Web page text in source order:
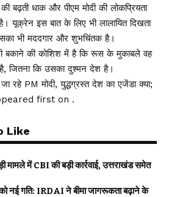
बढ़ती धाक और पीएम मोदी की लोकप्रियता
यूक्रेन इस बात के लिए भी लालायित दिखता
भी मददगार और शुभचिंतक है।
बकाने की कोशिश में है कि रूस के मुकाबले वह
जितना कि उसका दुश्मन देश है।
रहे PM मोदी, युद्धग्रस्त देश का एजेंडा क्या;
first on .
Like
मामले में CBI की बड़ी कार्रवाई, उत्तराखंड समेत
नई गति: IRDAI ने बीमा जागरूकता बढ़ाने के